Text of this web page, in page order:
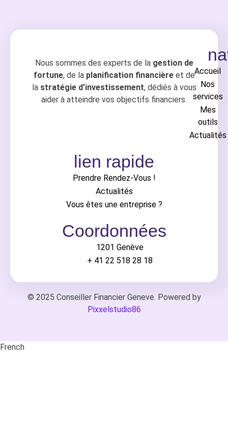
Nous sommes des experts de la gestion de
fortune, de la planification financièreet de
la stratégie d’investissement, dédiés à vous
aider à atteindre vos objectifs financiers.
Accueil
Nos
services
Mes
outils
Actualités
lien rapide
Prendre Rendez-Vous !
Actualités
Vous êtes une entreprise ?
Coordonnées
1201 Genève
+ 41 22 518 28 18
© 2025 Conseiller Financier Geneve. Powered by
Pixxelstudio86
French